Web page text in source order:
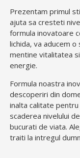
Prezentam primul
ajuta sa cresteti
formula inovatoare
lichida, va aducem
mentine vitalitatea
energie.
Formula noastra
descoperiri din
inalta calitate
scaderea nivelului
bucurati de viata.
traiti la intregul